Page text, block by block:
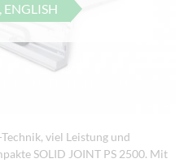
viel Leistung und
SOLID JOINT PS 2500. Mit